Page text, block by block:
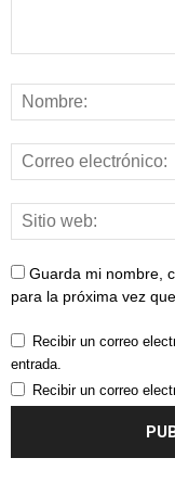
Guarda mi nombre,
para la próxima vez
Recibir un correo
entrada.
Recibir un correo